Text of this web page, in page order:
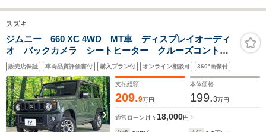
スズキ
ジムニー 660 XC 4WD MT車 ディスプレイオーディ
オ バックカメラ シートヒーター クルーズコントロ
ール ETC スマートキー＆プッシュスタート オート
ハイビーム LEDヘッドライト 禁煙車 衝突被害軽減
装置
販売店保証 車両品質評価書付 購入プラン付 オンライン相談可 360°画像付
支払総額
209.9万円
本体価格
199.3万円
通常ローン 月々 18,000円